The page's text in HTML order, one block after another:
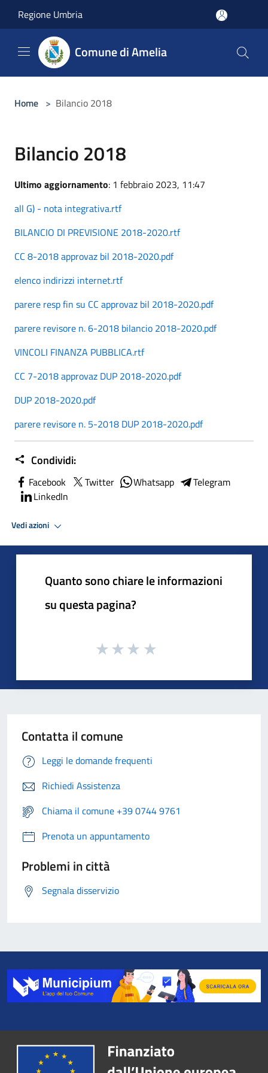
Regione Umbria
Comune di Amelia
Home > Bilancio 2018
Bilancio 2018
Ultimo aggiornamento: 1 febbraio 2023, 11:47
all G) - nota integrativa.rtf
BILANCIO DI PREVISIONE 2018-2020.rtf
CC 8-2018 approvaz bil 2018-2020.pdf
elenco indirizzi internet.rtf
parere resp fin su CC approvaz bil 2018-2020.pdf
parere revisore n. 6-2018 bilancio 2018-2020.pdf
VINCOLI FINANZA PUBBLICA.rtf
CC 7-2018 approvaz DUP 2018-2020.pdf
DUP 2018-2020.pdf
parere revisore n. 5-2018 DUP 2018-2020.pdf
Condividi:
Facebook Twitter Whatsapp
Telegram
LinkedIn
Vedi azioni
Quanto sono chiare le informazioni
su questa pagina?
Contatta il comune
Leggi le domande frequenti
Richiedi Assistenza
Chiama il comune +39 0744 9761
Prenota un appuntamento
Problemi in città
Segnala disservizio